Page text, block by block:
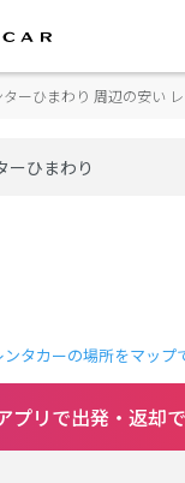
ーひまわり 周辺の安い
ンタカーの場所をマップ
プリで出発・返却